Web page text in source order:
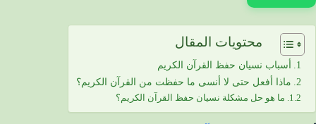
محتويات المقال
أسباب نسيان حفظ القرآن الكريم
ماذا أفعل حتى لا أنسى ما حفظت من القرآن الكريم؟
ما هو حل مشكلة نسيان حفظ القرآن الكريم؟